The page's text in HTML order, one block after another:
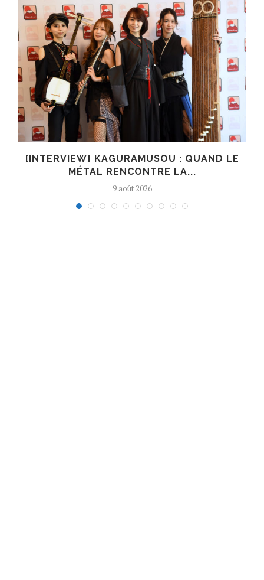
[INTERVIEW] KAGURAMUSOU : QUAND LE
MÉTAL RENCONTRE LA...
9 août 2026